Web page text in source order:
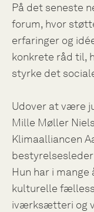
På det seneste
forum, hvor
erfaringer og
konkrete råd til,
styrke det
Udover at være
Mille Møller
Klimaalliancen
Hun har i
kulturelle
iværksætteri og